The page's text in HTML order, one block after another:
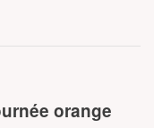
orange